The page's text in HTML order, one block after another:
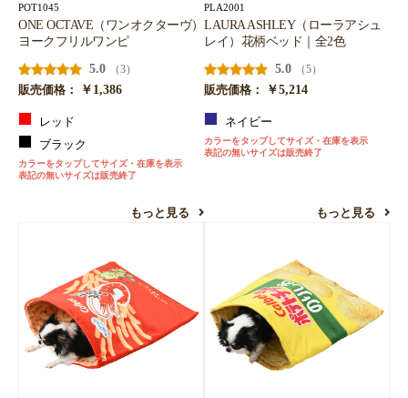
POT1045
ONE OCTAVE（ワンオクターヴ）
ヨークフリルワンピ
5.0
（3）
販売価格：
￥1,386
レッド
ブラック
カラーをタップしてサイズ・在庫を表示
表記の無いサイズは販売終了
もっと見る
PLA2001
LAURA ASHLEY（ローラアシュ
レイ）花柄ベッド｜全2色
5.0
（5）
販売価格：
￥5,214
ネイビー
カラーをタップしてサイズ・在庫を表示
表記の無いサイズは販売終了
もっと見る